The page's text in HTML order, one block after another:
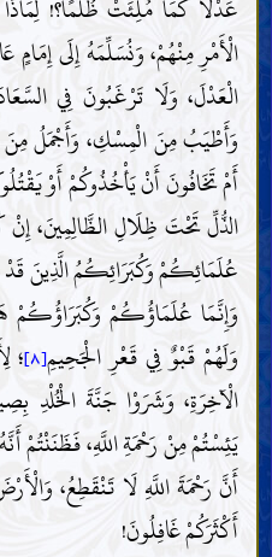
عَدْلًا كَمَا مُلِئَتْ ظُلْمًا؟!
الْأَمْرِ مِنْهُمْ، وَنُسَلِّمَهُ إِلَى
الْعَدْلَ، وَلَا تَرْغَبُونَ فِي
وَأَطْيَبُ مِنَ الْمِسْكِ، وَأَجْمَلُ مِنَ
أَمْ تَخَافُونَ أَنْ يَأْخُذُوكُمْ أَوْ
الذُّلِّ تَحْتَ ظِلَالِ الظَّالِمِينَ،
عُلَمَائِكُمْ وَكُبَرَائِكُمُ الَّذِينَ
وَإِنَّمَا عُلَمَاؤُكُمْ وَكُبَرَاؤُكُمْ
وَلَهُمْ قَبْوٌ فِي قَعْرِ الْجَحِيمِ[٨] ؛
الْآخِرَةِ، وَشَرَوْا جَنَّةَ الْخُلْدِ
يَئِسْتُمْ مِنْ رَحْمَةِ اللَّهِ، فَظَنَنْتُمْ
أَنَّ رَحْمَةَ اللَّهِ لَا تَنْقَطِعُ،
أَكْثَرَكُمْ غَافِلُونَ!